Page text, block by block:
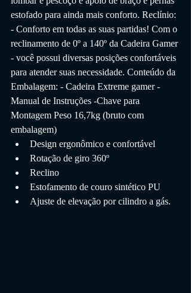
estofado para ainda mais conforto. Reclínio:
- Conforto em todas as suas partidas! Com o
reclinamento de 0º a 140º da Cadeira Gamer
- você possui diversas posições confortáveis
para atender suas necessidade. Conteúdo da
Embalagem: - Cadeira Extreme gamer -
Manual de Instruções -Chave para
Montagem Peso 16,7kg (bruto com
embalagem)
Design ergonômico e confortável
Rotação de giro 360º
Reclino
Estofamento de couro sintético PU
Ajuste de elevação por cilindro a gás.